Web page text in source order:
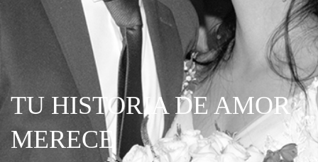
TU HISTORIA DE AMOR
MERECE